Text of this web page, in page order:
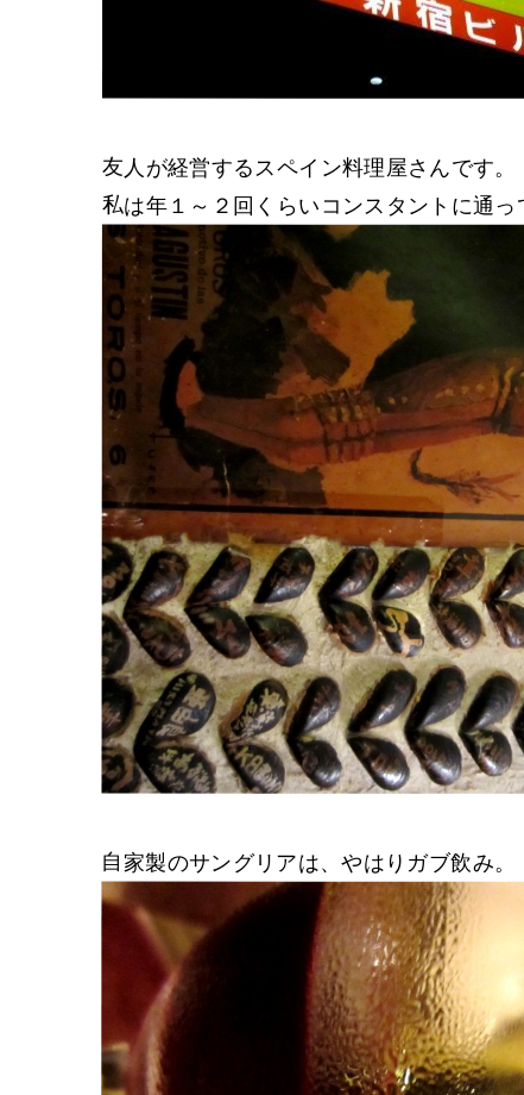
友人が経営するスペイン料理屋さんです。
私は年１～２回くらいコンスタントに通っ
自家製のサングリアは、やはりガブ飲み。